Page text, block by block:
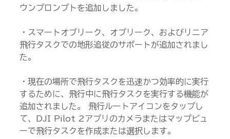
ウンプロンプトを追加しました。
・スマートオブリーク、オブリーク、およびリニア
飛行タスクでの地形追従のサポートが追加されまし
た。
・現在の場所で飛行タスクを迅速かつ効率的に実行
するために、飛行中に飛行タスクを実行する機能が
追加されました。 飛行ルートアイコンをタップし
て、DJI Pilot 2アプリのカメラまたはマップビュ
ーで飛行タスクを作成または選択します。